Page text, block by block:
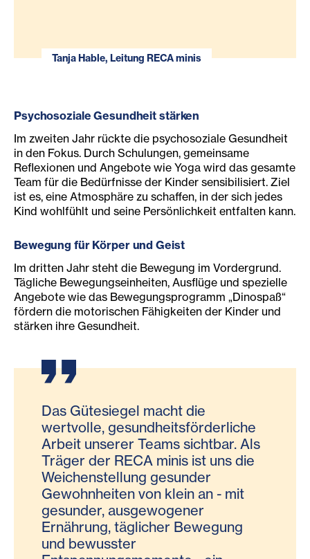
Tanja Hable, Leitung RECA minis
Psychosoziale Gesundheit stärken
Im zweiten Jahr rückte die psychosoziale Gesundheit
in den Fokus. Durch Schulungen, gemeinsame
Reflexionen und Angebote wie Yoga wird das gesamte
Team für die Bedürfnisse der Kinder sensibilisiert. Ziel
ist es, eine Atmosphäre zu schaffen, in der sich jedes
Kind wohlfühlt und seine Persönlichkeit entfalten kann.
Bewegung für Körper und Geist
Im dritten Jahr steht die Bewegung im Vordergrund.
Tägliche Bewegungseinheiten, Ausflüge und spezielle
Angebote wie das Bewegungsprogramm „Dinospaß“
fördern die motorischen Fähigkeiten der Kinder und
stärken ihre Gesundheit.
Das Gütesiegel macht die
wertvolle, gesundheitsförderliche
Arbeit unserer Teams sichtbar. Als
Träger der RECA minis ist uns die
Weichenstellung gesunder
Gewohnheiten von klein an - mit
gesunder, ausgewogener
Ernährung, täglicher Bewegung
und bewusster